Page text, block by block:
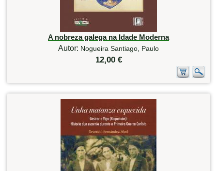
A nobreza galega na Idade Moderna
Autor: Nogueira Santiago, Paulo
12,00 €